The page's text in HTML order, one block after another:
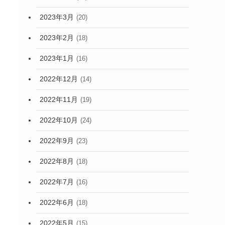
2023年3月 (20)
2023年2月 (18)
2023年1月 (16)
2022年12月 (14)
2022年11月 (19)
2022年10月 (24)
2022年9月 (23)
2022年8月 (18)
2022年7月 (16)
2022年6月 (18)
2022年5月 (15)